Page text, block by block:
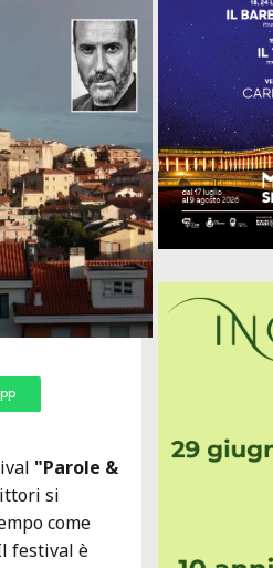
"Parole &
si
come
festival è